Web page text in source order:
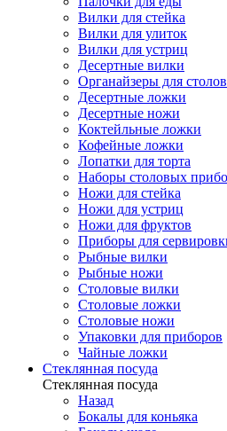
Вилки для стейка
Вилки для улиток
Вилки для устриц
Десертные вилки
Органайзеры для
Десертные ложки
Десертные ножи
Коктейльные ложки
Кофейные ложки
Лопатки для торта
Наборы столовых
Ножи для стейка
Ножи для устриц
Ножи для фруктов
Приборы для
Рыбные вилки
Рыбные ножи
Столовые вилки
Столовые ложки
Столовые ножи
Упаковки для приборов
Чайные ложки
Стеклянная посуда
Стеклянная посуда
Назад
Бокалы для коньяка